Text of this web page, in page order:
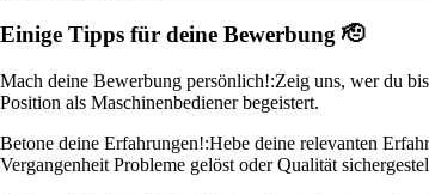
Einige Tipps für deine Bewerbung 🫡
Mach deine Bewerbung persönlich!:Zeig uns, wer du
Position als Maschinenbediener begeistert.
Betone deine Erfahrungen!:Hebe deine relevanten
Vergangenheit Probleme gelöst oder Qualität